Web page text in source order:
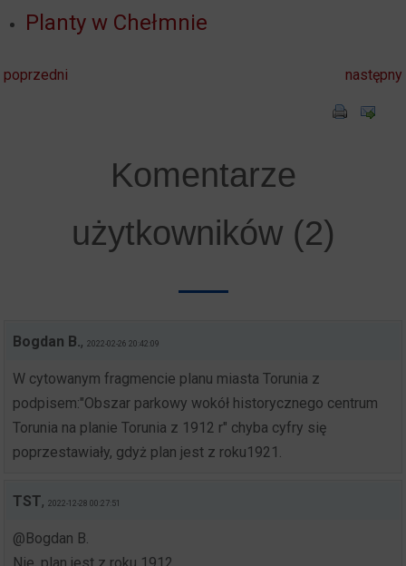
Planty w Chełmnie
poprzedni następny
Komentarze
użytkowników (2)
Bogdan B.,2022-02-26 20:42:09
W cytowanym fragmencie planu miasta Torunia z
podpisem:"Obszar parkowy wokół historycznego centrum
Torunia na planie Torunia z 1912 r" chyba cyfry się
poprzestawiały, gdyż plan jest z roku1921.
TST,2022-12-28 00:27:51
@Bogdan B.
Nie, plan jest z roku 1912